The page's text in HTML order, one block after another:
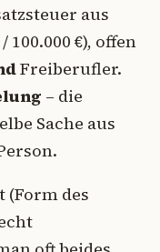
aus
100.000 €), offen
Freiberufler.
– die
Sache aus
(Form des